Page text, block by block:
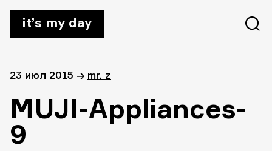
it’s my day
23 июл 2015 → mr. z
MUJI-Appliances-
9